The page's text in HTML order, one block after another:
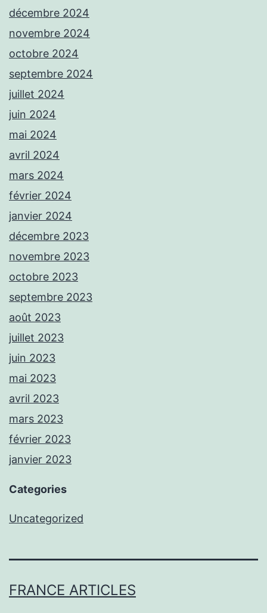
décembre 2024
novembre 2024
octobre 2024
septembre 2024
juillet 2024
juin 2024
mai 2024
avril 2024
mars 2024
février 2024
janvier 2024
décembre 2023
novembre 2023
octobre 2023
septembre 2023
août 2023
juillet 2023
juin 2023
mai 2023
avril 2023
mars 2023
février 2023
janvier 2023
Categories
Uncategorized
FRANCE ARTICLES